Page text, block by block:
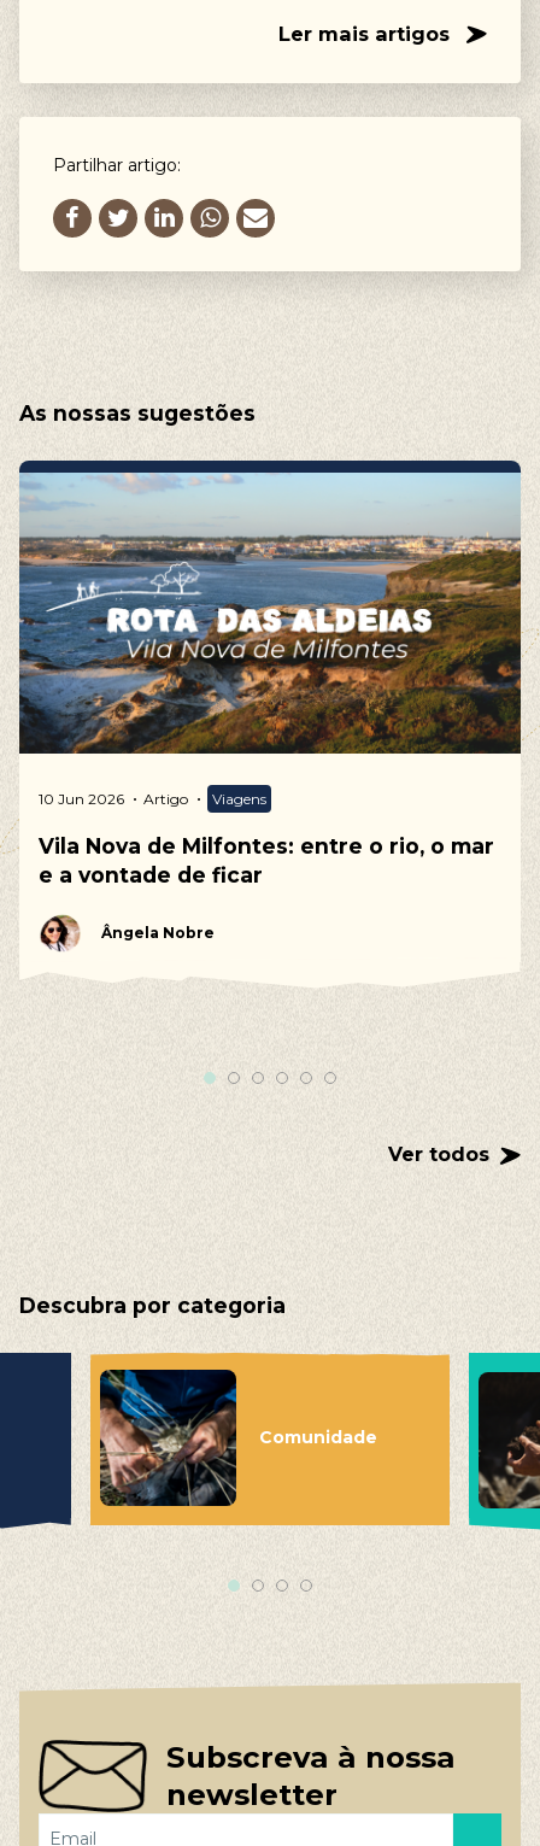
Ler mais artigos
Partilhar artigo:
As nossas sugestões
10 Jun 2026 Artigo Viagens
Vila Nova de Milfontes: entre o rio, o mar
e a vontade de ficar
Ângela Nobre
Ver todos
Descubra por categoria
Comunidade
Subscreva à nossa
newsletter